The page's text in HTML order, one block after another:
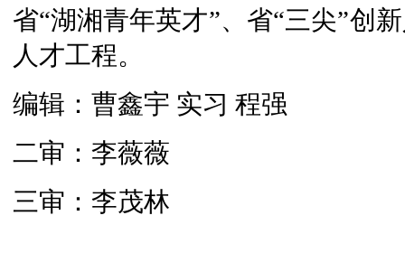
省“湖湘青年英才”、省“三尖”创
人才工程。
编辑：曹鑫宇 实习 程强
二审：李薇薇
三审：李茂林